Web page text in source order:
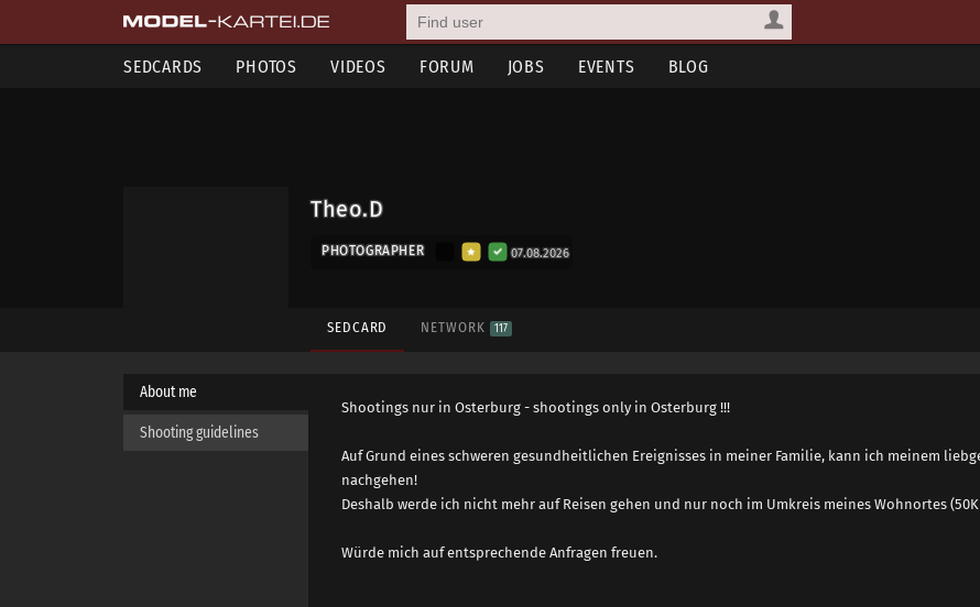
SEDCARDS PHOTOS VIDEOS FORUM JOBS EVENTS BLOG
Theo.D
PHOTOGRAPHER 07.08.2026
SEDCARD NETWORK 117
About me
Shooting guidelines
Shootings nur in Osterburg - shootings only in Osterburg !!!
Auf Grund eines schweren gesundheitlichen Ereignisses in meiner Familie, kann ich meinem
nachgehen!
Deshalb werde ich nicht mehr auf Reisen gehen und nur noch im Umkreis meines Wohnortes
Würde mich auf entsprechende Anfragen freuen.